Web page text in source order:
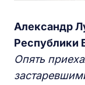
Александр
Республики
Опять